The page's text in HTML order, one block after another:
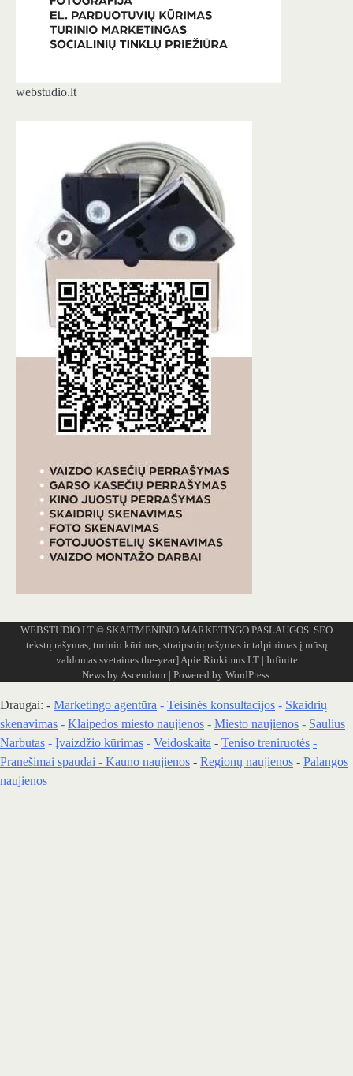
webstudio.lt
WEBSTUDIO.LT © SKAITMENINIO MARKETINGO PASLAUGOS. SEO
tekstų rašymas, turinio kūrimas, straipsnių rašymas ir talpinimas į mūsų
valdomas svetaines.the-year]Apie Rinkimus.LT| Infinite
News by Ascendoor| Powered by WordPress.
Draugai: - Marketingo agentūra - Teisinės konsultacijos - Skaidrių
skenavimas - Klaipedos miesto naujienos - Miesto naujienos - Saulius
Narbutas - Įvaizdžio kūrimas - Veidoskaita - Teniso treniruotės -
Pranešimai spaudai - Kauno naujienos - Regionų naujienos - Palangos
naujienos